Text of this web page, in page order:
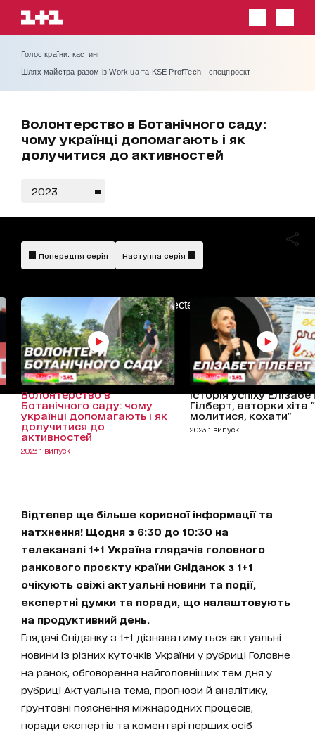
Голос країни: кастинг
Шлях майстра разом із Work.ua та KSE ProfTech - спецпроєкт
Волонтерство в Ботанічного саду:
чому українці допомагають і як
долучитися до активностей
2023
AdBlockDetected!
Попередня серія Наступна серія
Волонтерство в
Ботанічного саду: чому
українці допомагають і як
долучитися до
активностей
2023 1 випуск
Історія успіху
Гілберт, авторки хіта
молитися, кохати"
2023 1 випуск
Відтепер ще більше корисної інформації та
натхнення! Щодня з 6:30 до 10:30 на
телеканалі 1+1 Україна глядачів головного
ранкового проєкту країни Сніданок з 1+1
очікують свіжі актуальні новини та події,
експертні думки та поради, що налаштовують
на продуктивний день.
Глядачі Сніданку з 1+1 дізнаватимуться актуальні
новини із різних куточків України у рубриці Головне
на ранок, обговорення найголовніших тем дня у
рубриці Актуальна тема, прогнози й аналітику,
ґрунтовні пояснення міжнародних процесів,
поради експертів та коментарі перших осіб